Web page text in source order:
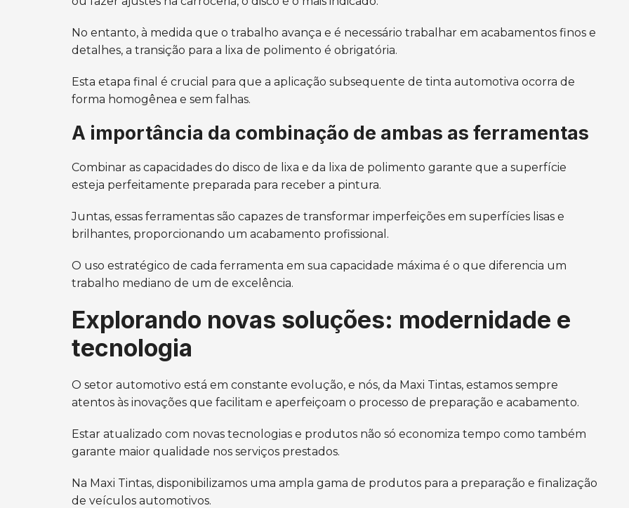
No entanto, à medida que o trabalho avança e é necessário trabalhar em acabamentos finos e
detalhes, a transição para a lixa de polimento é obrigatória.
Esta etapa final é crucial para que a aplicação subsequente de tinta automotiva ocorra de
forma homogênea e sem falhas.
A importância da combinação de ambas as ferramentas
Combinar as capacidades do disco de lixa e da lixa de polimento garante que a superfície
esteja perfeitamente preparada para receber a pintura.
Juntas, essas ferramentas são capazes de transformar imperfeições em superfícies lisas e
brilhantes, proporcionando um acabamento profissional.
O uso estratégico de cada ferramenta em sua capacidade máxima é o que diferencia um
trabalho mediano de um de excelência.
Explorando novas soluções: modernidade e
tecnologia
O setor automotivo está em constante evolução, e nós, da Maxi Tintas, estamos sempre
atentos às inovações que facilitam e aperfeiçoam o processo de preparação e acabamento.
Estar atualizado com novas tecnologias e produtos não só economiza tempo como também
garante maior qualidade nos serviços prestados.
Na Maxi Tintas, disponibilizamos uma ampla gama de produtos para a preparação e finalização
de veículos automotivos.